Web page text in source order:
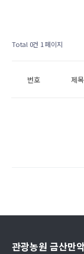
Total 0건 1 페이지
번호 제목
관광농원 금산만